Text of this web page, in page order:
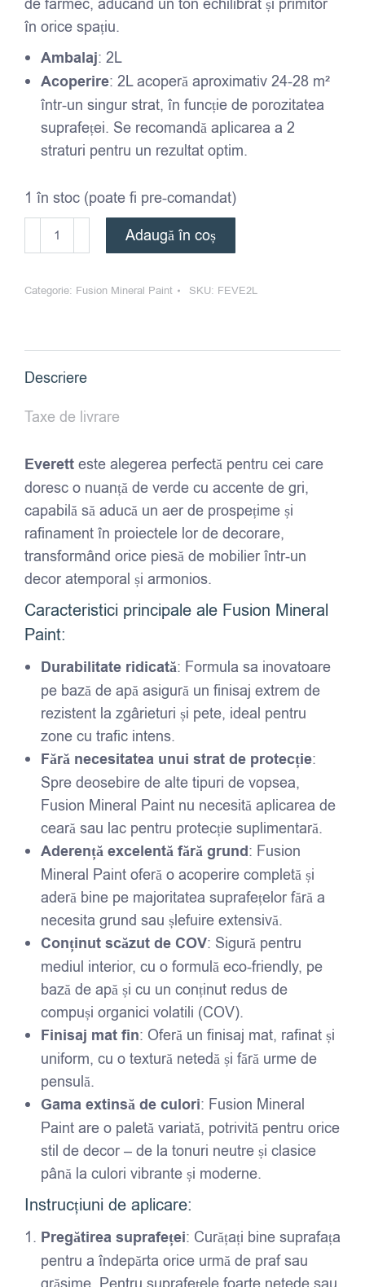
de farmec, aducând un ton echilibrat și primitor
în orice spațiu.
Ambalaj: 2L
Acoperire: 2L acoperă aproximativ 24-28 m²
într-un singur strat, în funcție de porozitatea
suprafeței. Se recomandă aplicarea a 2
straturi pentru un rezultat optim.
1 în stoc (poate fi pre-comandat)
Cantitate
Vopsea
Fusion
Everett
-
Adaugă în coș
Categorie: Fusion Mineral Paint SKU: FEVE2L
Descriere
Taxe de livrare
Everett este alegerea perfectă pentru cei care
doresc o nuanță de verde cu accente de gri,
capabilă să aducă un aer de prospețime și
rafinament în proiectele lor de decorare,
transformând orice piesă de mobilier într-un
decor atemporal și armonios.
Caracteristici principale ale Fusion Mineral
Paint:
Durabilitate ridicată: Formula sa inovatoare
pe bază de apă asigură un finisaj extrem de
rezistent la zgârieturi și pete, ideal pentru
zone cu trafic intens.
Fără necesitatea unui strat de protecție:
Spre deosebire de alte tipuri de vopsea,
Fusion Mineral Paint nu necesită aplicarea de
ceară sau lac pentru protecție suplimentară.
Aderență excelentă fără grund: Fusion
Mineral Paint oferă o acoperire completă și
aderă bine pe majoritatea suprafețelor fără a
necesita grund sau șlefuire extensivă.
Conținut scăzut de COV: Sigură pentru
mediul interior, cu o formulă eco-friendly, pe
bază de apă și cu un conținut redus de
compuși organici volatili (COV).
Finisaj mat fin: Oferă un finisaj mat, rafinat și
uniform, cu o textură netedă și fără urme de
pensulă.
Gama extinsă de culori: Fusion Mineral
Paint are o paletă variată, potrivită pentru orice
stil de decor – de la tonuri neutre și clasice
până la culori vibrante și moderne.
Instrucțiuni de aplicare:
Pregătirea suprafeței: Curățați bine suprafața
pentru a îndepărta orice urmă de praf sau